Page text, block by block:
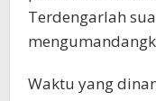
Terdengarlah
Waktu yang